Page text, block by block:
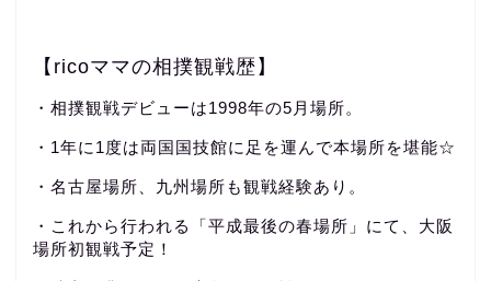
【ricoママの相撲観戦歴】
・相撲観戦デビューは1998年の5月場所。
・1年に1度は両国国技館に足を運んで本場所を堪能☆
・名古屋場所、九州場所も観戦経験あり。
・これから行われる「平成最後の春場所」にて、大阪
場所初観戦予定！